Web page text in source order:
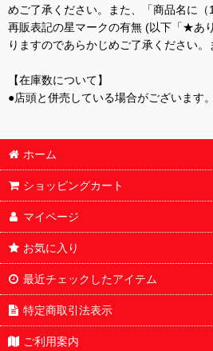
めご了承ください。また、「商品名に
再販表記の星マークの有無 (以下「★あ
りますのであらかじめご了承ください
【在庫数について】
●店頭と併売している場合がございます
ホーム
ショッピングカート
マイページ
お気に入り
最近チェックしたアイテム
特定商取引法表示
ご利用案内